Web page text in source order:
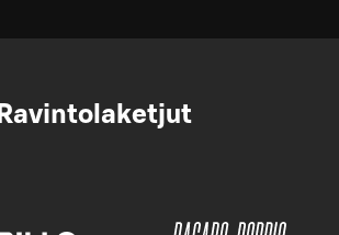
Ravintolaketjut